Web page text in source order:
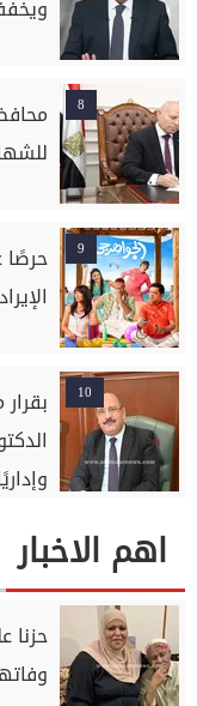
8
9
حرصًا
10
اهم الاخبار